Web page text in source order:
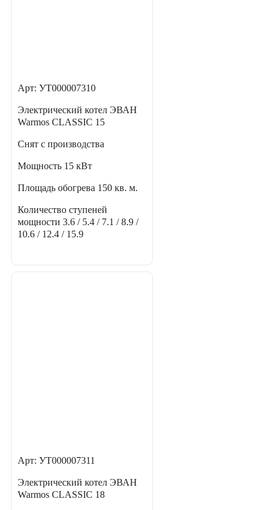
Арт: УТ000007310
Электрический котел ЭВАН
Warmos CLASSIC 15
Снят с производства
Мощность 15 кВт
Площадь обогрева 150 кв. м.
Количество ступеней
мощности 3.6 / 5.4 / 7.1 / 8.9 /
10.6 / 12.4 / 15.9
Арт: УТ000007311
Электрический котел ЭВАН
Warmos CLASSIC 18